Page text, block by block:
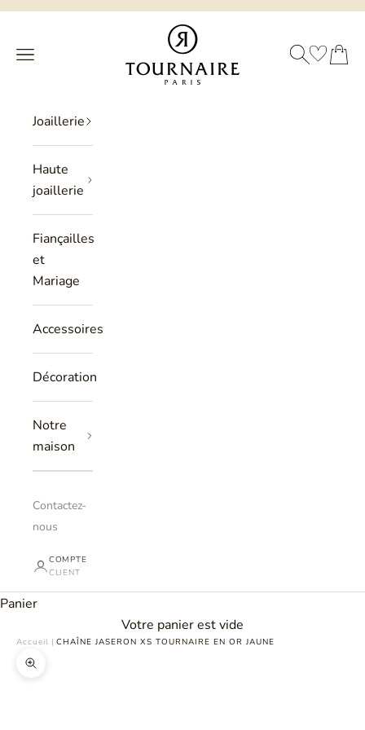
Passer au contenu
Philippe Tournaire
Menu
RECHERCHEPANIER
Joaillerie
Haute
joaillerie
Fiançailles
et
Mariage
Accessoires
Décoration
Notre
maison
Contactez-
nous
COMPTE
CLIENT
Panier
Votre panier est vide
Accueil | CHAÎNE JASERON XS TOURNAIRE EN OR JAUNE
Zoomer sur l'image